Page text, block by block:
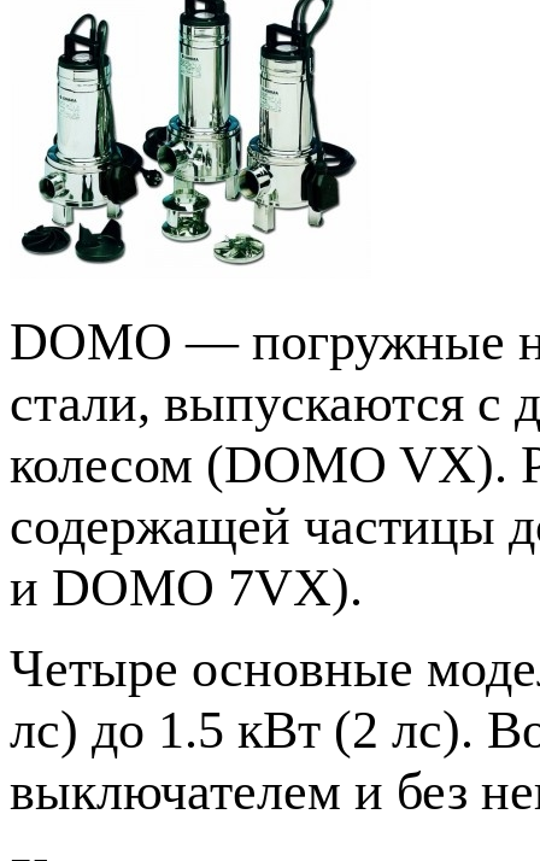
DOMO — погружные
стали, выпускаются с
колесом (DOMO VX).
содержащей частицы
и DOMO 7VX).
Четыре основные
лс) до 1.5 кВт (2 лс).
выключателем и без